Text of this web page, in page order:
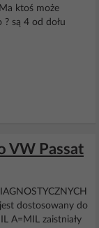
ktoś może
są 4 od dołu
VW Passat
dostosowany do
A=MIL zaistniały